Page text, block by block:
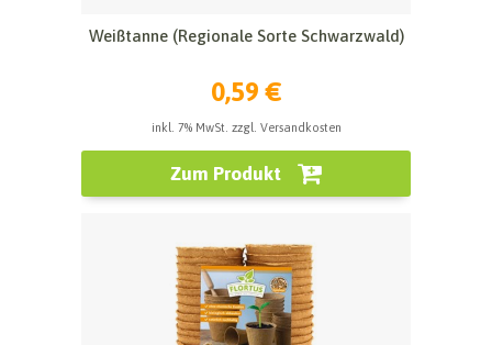
Weißtanne (Regionale Sorte Schwarzwald)
0,59 €
inkl. 7% MwSt. zzgl. Versandkosten
Zum Produkt